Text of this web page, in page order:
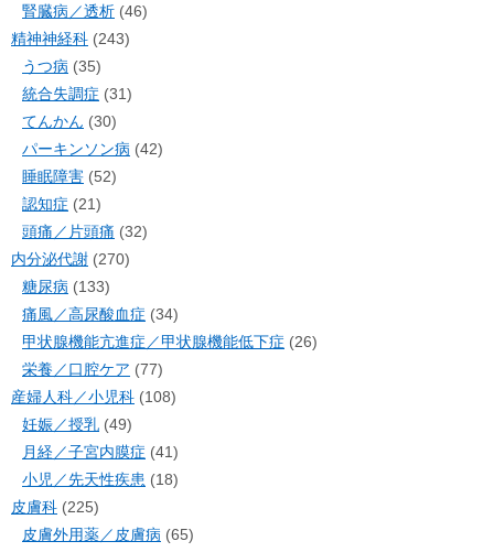
腎臓病／透析 (46)
精神神経科 (243)
うつ病 (35)
統合失調症 (31)
てんかん (30)
パーキンソン病 (42)
睡眠障害 (52)
認知症 (21)
頭痛／片頭痛 (32)
内分泌代謝 (270)
糖尿病 (133)
痛風／高尿酸血症 (34)
甲状腺機能亢進症／甲状腺機能低下症 (26)
栄養／口腔ケア (77)
産婦人科／小児科 (108)
妊娠／授乳 (49)
月経／子宮内膜症 (41)
小児／先天性疾患 (18)
皮膚科 (225)
皮膚外用薬／皮膚病 (65)